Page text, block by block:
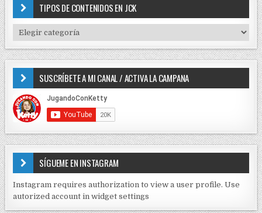
f
r
:
TIPOS DE CONTENIDOS EN JCK
I
P
D
E
C
O
N
T
I
D
SUSCRÍBETE A MI CANAL / ACTIVA LA CAMPANA
SÍGUEME EN INSTAGRAM
Instagram requires authorization to view a user profile. Use
autorized account in widget settings